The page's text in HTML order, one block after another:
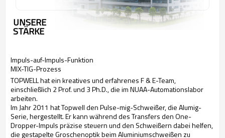
UNSERE
STÄRKE
Impuls-auf-Impuls-Funktion
MIX-TIG-Prozess
TOPWELL hat ein kreatives und erfahrenes F & E-Team,
einschließlich 2 Prof. und 3 Ph.D., die im NUAA-Automationslabor
arbeiten.
Im Jahr 2011 hat Topwell den Pulse-mig-Schweißer, die Alumig-
Serie, hergestellt. Er kann während des Transfers den One-
Dropper-Impuls präzise steuern und den Schweißern dabei helfen,
die gestapelte Groschenoptik beim Aluminiumschweißen zu